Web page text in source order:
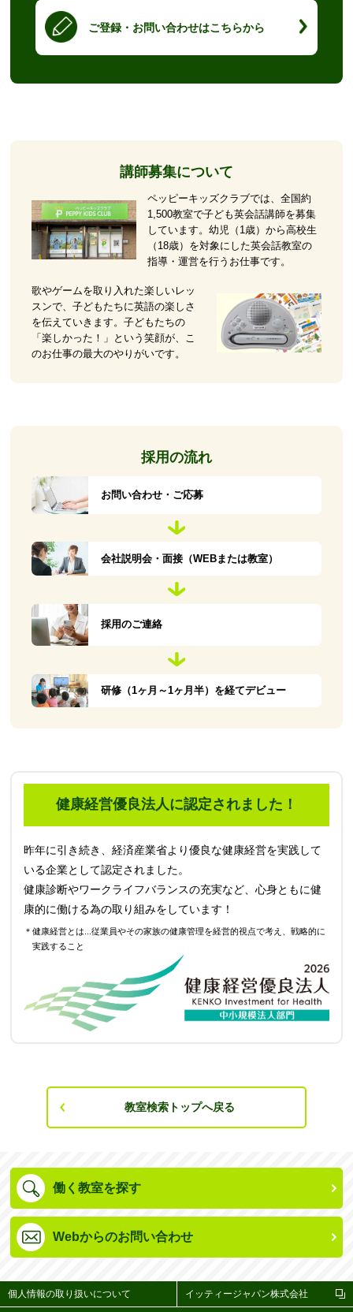
ご登録・お問い合わせはこちらから
講師募集について
ペッピーキッズクラブでは、全国約
1,500教室で子ども英会話講師を募集
しています。幼児（1歳）から高校生
（18歳）を対象にした英会話教室の
指導・運営を行うお仕事です。
歌やゲームを取り入れた楽しいレッ
スンで、子どもたちに英語の楽しさ
を伝えていきます。子どもたちの
「楽しかった！」という笑顔が、こ
のお仕事の最大のやりがいです。
採用の流れ
お問い合わせ・ご応募
会社説明会・面接（WEBまたは教室）
採用のご連絡
研修（1ヶ月～1ヶ月半）を経てデビュー
健康経営優良法人に認定されました！
昨年に引き続き、経済産業省より優良な健康経営を実践して
いる企業として認定されました。
健康診断やワークライフバランスの充実など、心身ともに健
康的に働ける為の取り組みをしています！
＊健康経営とは...従業員やその家族の健康管理を経営的視点で考え、戦略的に
実践すること
教室検索トップへ戻る
働く教室を探す
Webからのお問い合わせ
個人情報の取り扱いについて イッティージャパン株式会社